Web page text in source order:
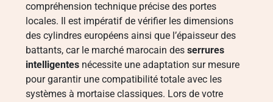
compréhension technique précise des portes
locales. Il est impératif de vérifier les dimensions
des cylindres européens ainsi que l’épaisseur des
battants, car le marché marocain des serrures
intelligentes nécessite une adaptation sur mesure
pour garantir une compatibilité totale avec les
systèmes à mortaise classiques. Lors de votre